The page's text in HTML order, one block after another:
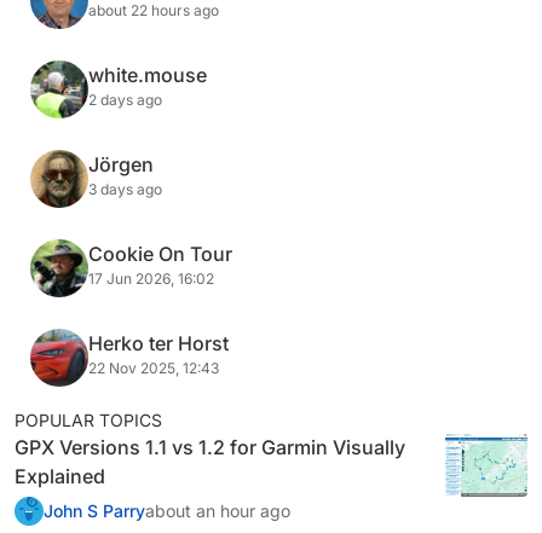
about 22 hours ago
white.mouse
2 days ago
Jörgen
3 days ago
Cookie On Tour
17 Jun 2026, 16:02
Herko ter Horst
22 Nov 2025, 12:43
POPULAR TOPICS
GPX Versions 1.1 vs 1.2 for Garmin Visually
Explained
John S Parryabout an hour ago